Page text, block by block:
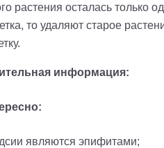
растения осталась только
то удаляют старое
информация:
являются эпифитами;